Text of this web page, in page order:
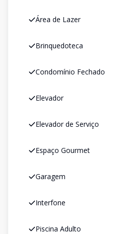
Área de Lazer
Brinquedoteca
Condomínio Fechado
Elevador
Elevador de Serviço
Espaço Gourmet
Garagem
Interfone
Piscina Adulto